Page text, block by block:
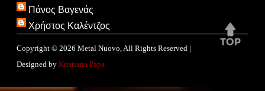
Πάνος Βαγενάς
Χρήστος Καλέντζος
Copyright © 2026 Metal Nuovo, All Rights Reserved |
Designed by Kristiana Papa